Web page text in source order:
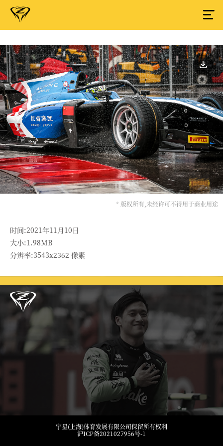
* 版权所有,未经许可不得用于商业用途
时间:2021年11月10日
大小:1.98MB
分辨率:3543x2362 像素
宇星(上海)体育发展有限公司保留所有权利
沪ICP备2021027956号-1